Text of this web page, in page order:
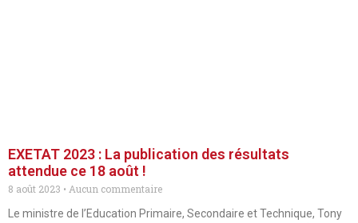
EXETAT 2023 : La publication des résultats
attendue ce 18 août !
8 août 2023
Aucun commentaire
Le ministre de l’Education Primaire, Secondaire et Technique, Tony